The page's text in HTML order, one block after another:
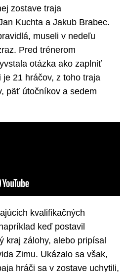
zostave traja
Kuchta a Jakub Brabec.
museli v nedeľu
Pred trénerom
otázka ako zaplniť
21 hráčov, z toho traja
päť útočníkov a sedem
kvalifikačných
keď postavil
kraj zálohy, alebo pripísal
Zimu. Ukázalo sa však,
hráči sa v zostave uchytili,